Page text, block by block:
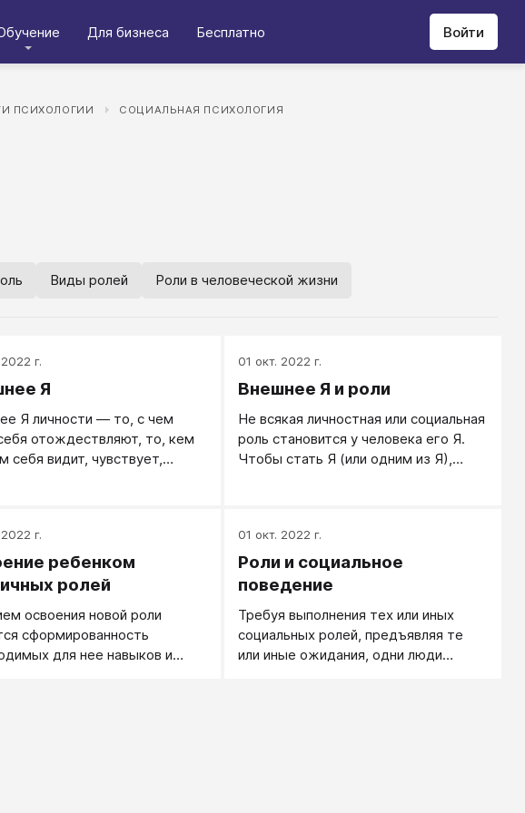
Для бизнеса Бесплатно Войти
ПСИХОЛОГИИ СОЦИАЛЬНАЯ ПСИХОЛОГИЯ
Виды ролей Роли в человеческой жизни
г.
Я
Я личности — то, с чем
отождествляют, то, кем
себя видит, чувствует,
01 окт. 2022 г.
Внешнее Я и роли
Не всякая личностная или социальная
роль становится у человека его Я.
Чтобы стать Я (или одним из Я),
него своей и живой.
г.
ребенком
ролей
освоения новой роли
сформированность
для нее навыков и
01 окт. 2022 г.
Роли и социальное
поведение
Требуя выполнения тех или иных
социальных ролей, предъявляя те
или иные ожидания, одни люди